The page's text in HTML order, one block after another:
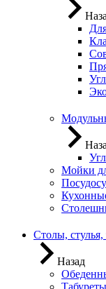
Мойки
Столы, стулья,
Назад
Табуреты